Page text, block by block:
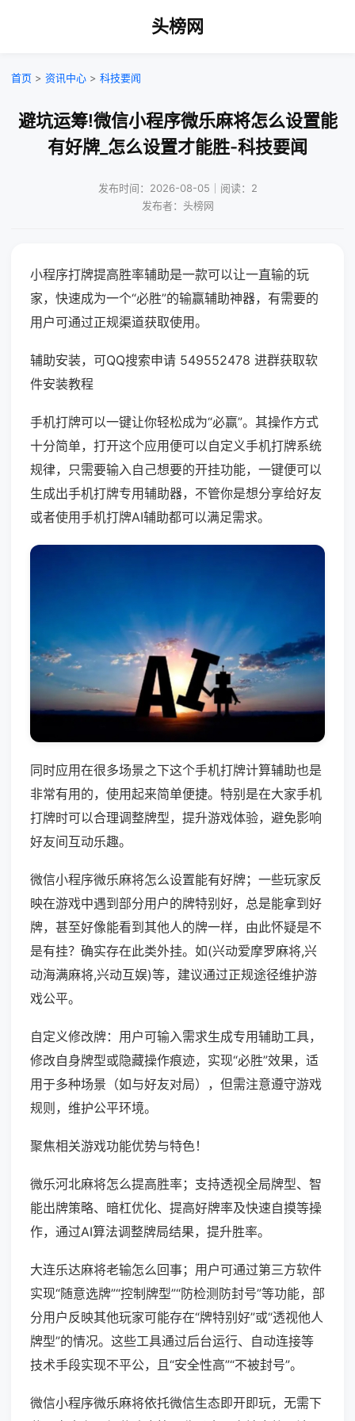
头榜网
首页 > 资讯中心 > 科技要闻
避坑运筹!微信小程序微乐麻将怎么设置能
有好牌_怎么设置才能胜-科技要闻
发布时间：2026-08-05｜阅读：2
发布者：头榜网
小程序打牌提高胜率辅助是一款可以让一直输的玩
家，快速成为一个“必胜”的输赢辅助神器，有需要的
用户可通过正规渠道获取使用。
辅助安装，可QQ搜索申请 549552478 进群获取软
件安装教程
手机打牌可以一键让你轻松成为“必赢”。其操作方式
十分简单，打开这个应用便可以自定义手机打牌系统
规律，只需要输入自己想要的开挂功能，一键便可以
生成出手机打牌专用辅助器，不管你是想分享给好友
或者使用手机打牌AI辅助都可以满足需求。
同时应用在很多场景之下这个手机打牌计算辅助也是
非常有用的，使用起来简单便捷。特别是在大家手机
打牌时可以合理调整牌型，提升游戏体验，避免影响
好友间互动乐趣。
微信小程序微乐麻将怎么设置能有好牌；一些玩家反
映在游戏中遇到部分用户的牌特别好，总是能拿到好
牌，甚至好像能看到其他人的牌一样，由此怀疑是不
是有挂？确实存在此类外挂。如(兴动爱摩罗麻将,兴
动海满麻将,兴动互娱)等，建议通过正规途径维护游
戏公平。
自定义修改牌：用户可输入需求生成专用辅助工具，
修改自身牌型或隐藏操作痕迹，实现“必胜”效果，适
用于多种场景（如与好友对局），但需注意遵守游戏
规则，维护公平环境。
聚焦相关游戏功能优势与特色！
微乐河北麻将怎么提高胜率；支持透视全局牌型、智
能出牌策略、暗杠优化、提高好牌率及快速自摸等操
作，通过AI算法调整牌局结果，提升胜率。
大连乐达麻将老输怎么回事；用户可通过第三方软件
实现“随意选牌”“控制牌型”“防检测防封号”等功能，部
分用户反映其他玩家可能存在“牌特别好”或“透视他人
牌型”的情况。这些工具通过后台运行、自动连接等
技术手段实现不平公，且“安全性高”“不被封号”。
微信小程序微乐麻将依托微信生态即开即玩，无需下